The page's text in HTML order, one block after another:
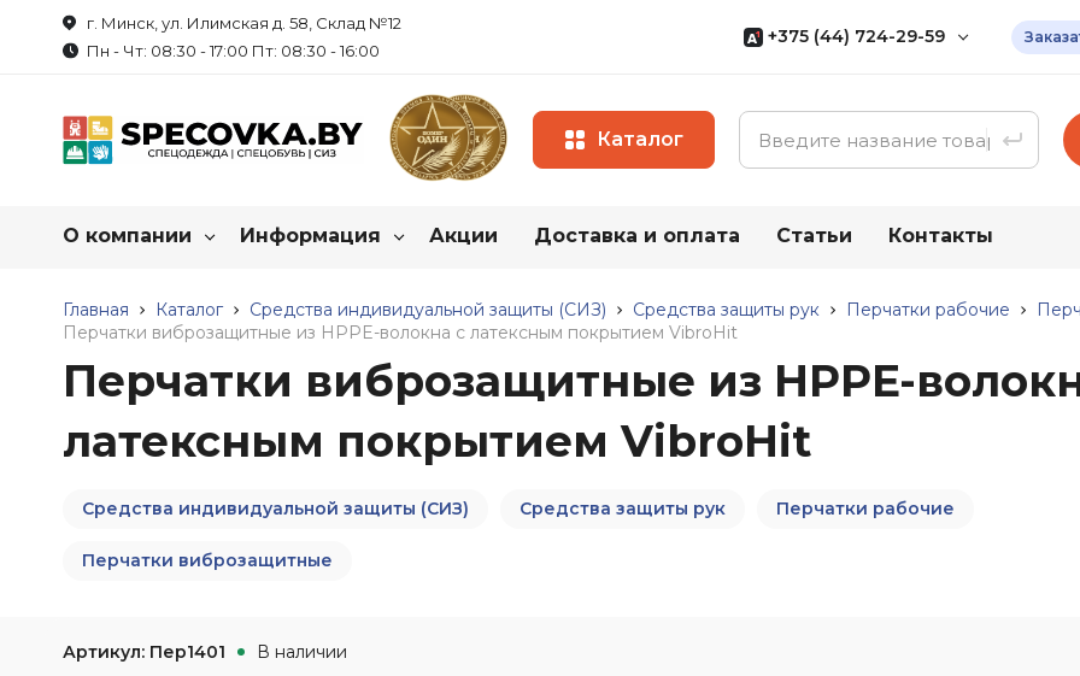
г. Минск, ул. Илимская д. 58, Склад №12
Пн - Чт: 08:30 - 17:00 Пт: 08:30 - 16:00
+375 (44) 724-29-59
мультипоставщик доступной
спецодежды собственного
+375 (29) 566-24-36
Все контакты
Каталог
Каталог нашей продукции
Спецодежда
Зимняя спецодежда
Сигнальная одежда
Обувь рабочая
Зимняя обувь
Средства
защиты (СИЗ)
Средства защиты глаз
Прочие
О компании
О нас
Реквизиты
Сотрудничество
Наши достижения
Информация
Как купить спецодежду?
Пошив на заказ
Таблица размеров
документооборот (ЭДО)
Акции Доставка и оплата Статьи Контакты
Главная Каталог Средства индивидуальной защиты (СИЗ) Средства защиты рук Перчатки рабочие
Перчатки виброзащитные из HPPE-волокна с латексным покрытием VibroHit
Перчатки виброзащитные из HPPE-
латексным покрытием VibroHit
Средства индивидуальной защиты (СИЗ) Средства защиты рук Перчатки рабочие
Перчатки виброзащитные
Артикул: Пер1401 В наличии